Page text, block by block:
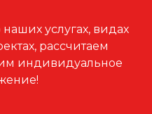
услугах, видах
рассчитаем
индивидуальное